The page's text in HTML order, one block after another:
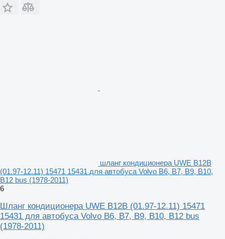
шланг кондиционера UWE B12B
(01.97-12.11) 15471 15431 для автобуса Volvo B6, B7, B9, B10,
B12 bus (1978-2011)
6
Шланг кондиционера UWE B12B (01.97-12.11) 15471
15431 для автобуса Volvo B6, B7, B9, B10, B12 bus
(1978-2011)